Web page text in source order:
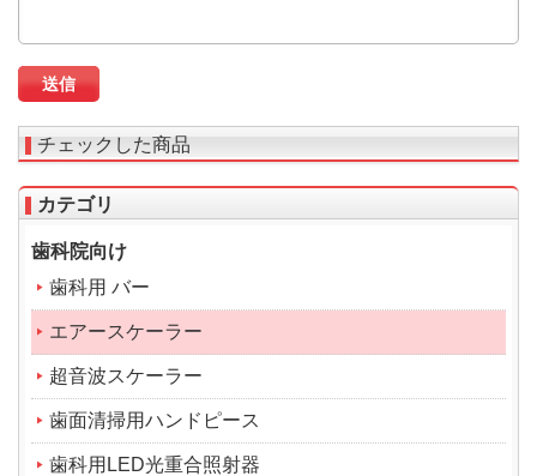
チェックした商品
カテゴリ
歯科院向け
歯科用 バー
エアースケーラー
超音波スケーラー
歯面清掃用ハンドピース
歯科用LED光重合照射器